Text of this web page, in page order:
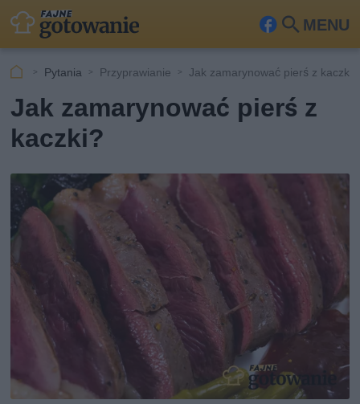
MENU
Fa
ceb
ook
Szu
kaj
Pytania Przyprawianie Jak zamarynować pierś z kaczki?
Jak zamarynować pierś z
kaczki?